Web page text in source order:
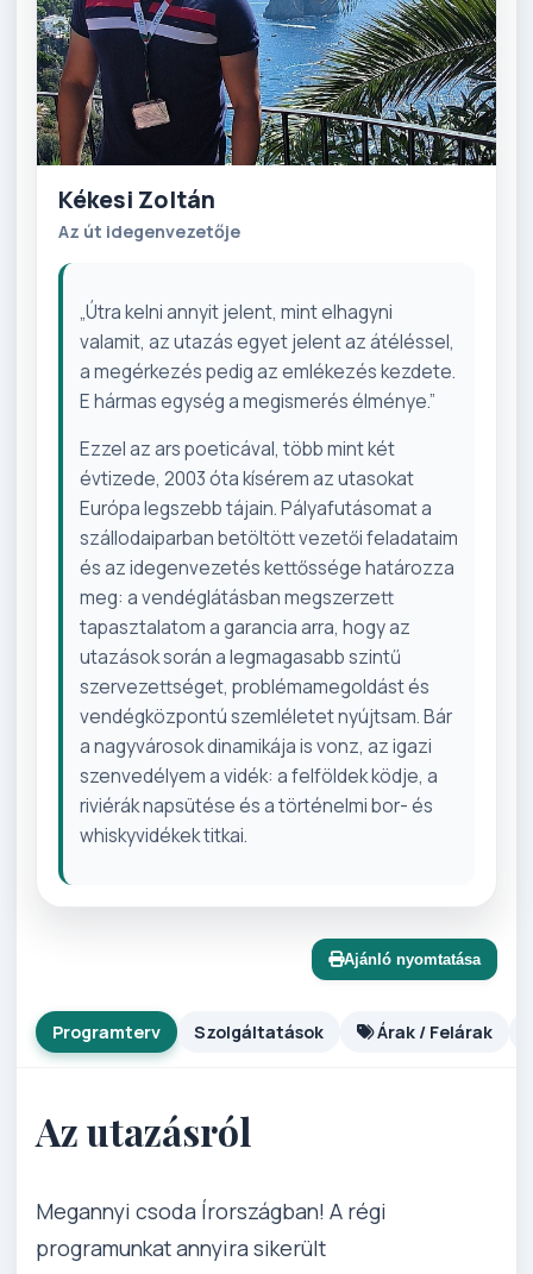
Kékesi Zoltán
Az út idegenvezetője
„Útra kelni annyit jelent, mint elhagyni
valamit, az utazás egyet jelent az átéléssel,
a megérkezés pedig az emlékezés kezdete.
E hármas egység a megismerés élménye.”
Ezzel az ars poeticával, több mint két
évtizede, 2003 óta kísérem az utasokat
Európa legszebb tájain. Pályafutásomat a
szállodaiparban betöltött vezetői feladataim
és az idegenvezetés kettőssége határozza
meg: a vendéglátásban megszerzett
tapasztalatom a garancia arra, hogy az
utazások során a legmagasabb szintű
szervezettséget, problémamegoldást és
vendégközpontú szemléletet nyújtsam. Bár
a nagyvárosok dinamikája is vonz, az igazi
szenvedélyem a vidék: a felföldek ködje, a
riviérák napsütése és a történelmi bor- és
whiskyvidékek titkai.
Ajánló nyomtatása
Programterv Szolgáltatások Árak / Felárak
Az utazásról
Megannyi csoda Írországban! A régi
programunkat annyira sikerült